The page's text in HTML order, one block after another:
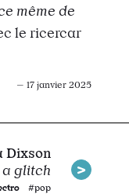
même de
le ricercar
— 17 janvier 2025
Dixson
glitch
#pop